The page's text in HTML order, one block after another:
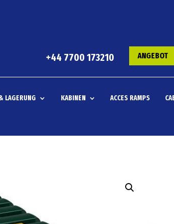
+44 7700 173210 ANGEBOT
LAGERUNG KABINEN ACCES RAMPS